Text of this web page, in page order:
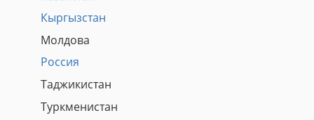
Кыргызстан
Молдова
Россия
Таджикистан
Туркменистан